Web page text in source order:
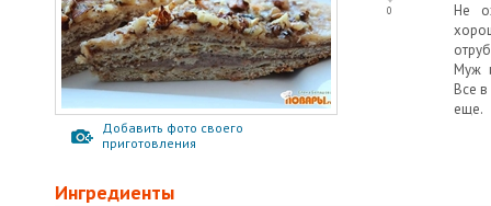
Добавить фото своего
приготовления
0
Не
Муж
Все
еще.
Ингредиенты